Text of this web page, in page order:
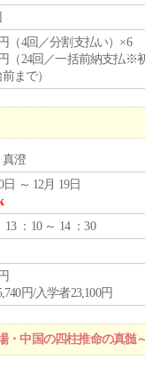
（4回／分割支払い）×6
（24回／一括前納支払※
まで）
澄
日 ～ 12月 19日
13 ：10 ～ 14 ：30
円/入学者23,100円
・中国の四柱推命の真髄